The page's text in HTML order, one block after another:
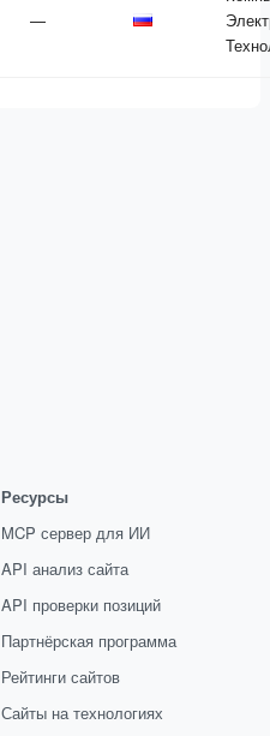
—
Ресурсы
MCP сервер для ИИ
API анализ сайта
API проверки позиций
Партнёрская программа
Рейтинги сайтов
Сайты на технологиях